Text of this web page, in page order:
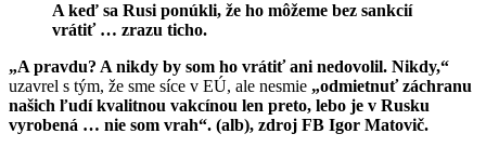
A keď sa Rusi ponúkli, že ho môžeme bez sankcií
vrátiť … zrazu ticho.
„A pravdu? A nikdy by som ho vrátiť ani nedovolil. Nikdy,“
uzavrel s tým, že sme síce v EÚ, ale nesmie „odmietnuť záchranu
našich ľudí kvalitnou vakcínou len preto, lebo je v Rusku
vyrobená … nie som vrah“. (alb), zdroj FB Igor Matovič.